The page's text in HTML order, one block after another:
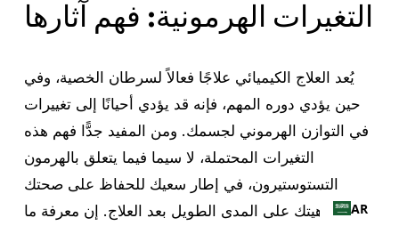
التغيرات الهرمونية: فهم آثارها
يُعد العلاج الكيميائي علاجًا فعالاً لسرطان الخصية، وفي
حين يؤدي دوره المهم، فإنه قد يؤدي أحيانًا إلى تغييرات
في التوازن الهرموني لجسمك. ومن المفيد جدًّا فهم هذه
التغيرات المحتملة، لا سيما فيما يتعلق بالهرمون
التستوستيرون، في إطار سعيك للحفاظ على صحتك
ورفاهيتك على المدى الطويل بعد العلاج. إن معرفة ماAR